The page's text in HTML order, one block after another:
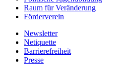
Raum für Veränderung
Förderverein
Newsletter
Netiquette
Barrierefreiheit
Presse